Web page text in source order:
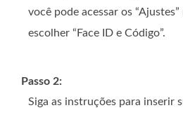
você pode acessar os
escolher “Face ID e Código”.
Passo 2:
Siga as instruções para inserir